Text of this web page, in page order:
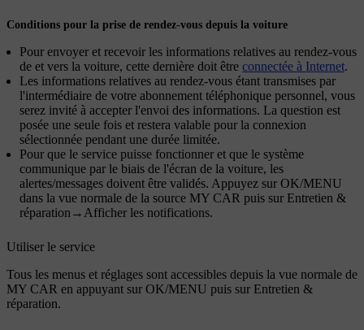
Conditions pour la prise de rendez-vous depuis la voiture
Pour envoyer et recevoir les informations relatives au rendez-vous
de et vers la voiture, cette dernière doit être connectée à Internet.
Les informations relatives au rendez-vous étant transmises par
l'intermédiaire de votre abonnement téléphonique personnel, vous
serez invité à accepter l'envoi des informations. La question est
posée une seule fois et restera valable pour la connexion
sélectionnée pendant une durée limitée.
Pour que le service puisse fonctionner et que le système
communique par le biais de l'écran de la voiture, les
alertes/messages doivent être validés. Appuyez sur OK/MENU
dans la vue normale de la source MY CAR puis sur Entretien &
réparation → Afficher les notifications.
Utiliser le service
Tous les menus et réglages sont accessibles depuis la vue normale de
MY CAR en appuyant sur OK/MENU puis sur Entretien &
réparation.